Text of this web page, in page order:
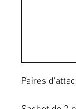
Paires